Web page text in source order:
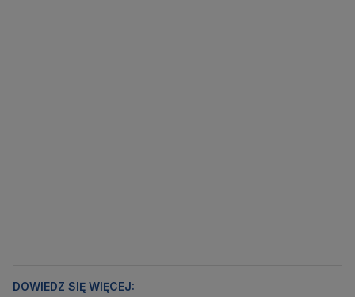
DOWIEDZ SIĘ WIĘCEJ: